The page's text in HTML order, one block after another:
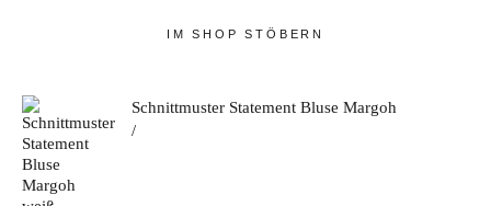
IM SHOP STÖBERN
Schnittmuster Statement Bluse Margoh